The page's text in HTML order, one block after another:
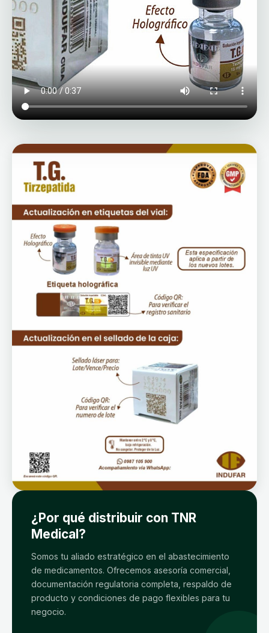
¿Por qué distribuir con TNR
Medical?
Somos tu aliado estratégico en el abastecimiento
de medicamentos. Ofrecemos asesoría comercial,
documentación regulatoria completa, respaldo de
producto y condiciones de pago flexibles para tu
negocio.